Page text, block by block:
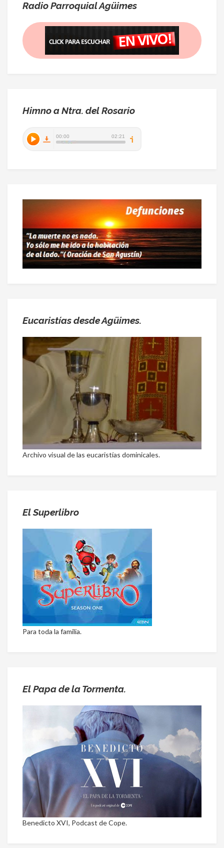
Radio Parroquial Agüimes
Himno a Ntra. del Rosario
Eucaristías desde Agüimes.
Archivo visual de las eucaristías dominicales.
El Superlibro
Para toda la familia.
El Papa de la Tormenta.
Benedicto XVI, Podcast de Cope.